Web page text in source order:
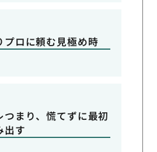
プロに頼む見極め時
つまり、慌てずに最初
出す